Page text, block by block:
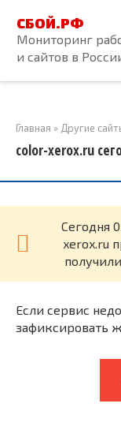
контенту
СБОЙ.РФ
Мониторинг
и сайтов в
Главная » Другие
color-xerox.ru
Cегодня
xerox.ru
Если сервис
зафиксировать